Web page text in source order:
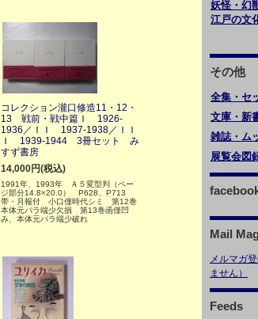
コレクション瀧口修造11・12・
13 戦前・戦中篇Ｉ 1926-
1936／ＩＩ 1937-1938／ＩＩ
Ｉ 1939-1944 3冊セット み
すず書房
14,000円(税込)
1991年、1993年 Ａ５変型判（ペー
ジ部分14.8×20.0） P628、P713
帯・月報付 小口僅時代シミ 第12巻
本体元パラ端少欠損 第13巻函僅凹
み、本体元パラ端少破れ
妖怪・幻
江戸の文
その他
全集・セ
文庫・新
雑誌・ム
展覧会図
Mail
メルマガ
ません）
Feeds